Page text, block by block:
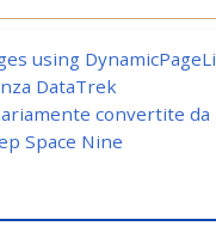
using
DataTrek
convertite da
Space Nine